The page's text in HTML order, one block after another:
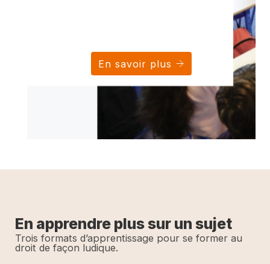
En savoir plus
En apprendre plus sur un sujet
Trois formats d’apprentissage pour se former au
droit de façon ludique.